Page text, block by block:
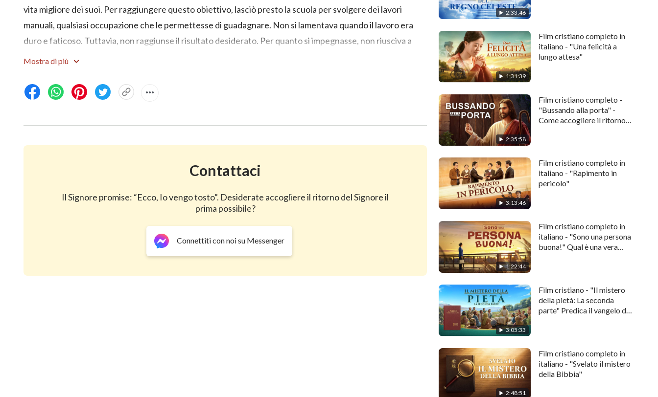
vita migliore dei suoi. Per raggiungere questo obiettivo, lasciò presto la scuola per svolgere dei lavori
manuali, qualsiasi occupazione che le permettesse di guadagnare. Non si lamentava quando il lavoro era
duro e faticoso. Tuttavia, non raggiunse il risultato desiderato. Per quanto si impegnasse, non riusciva a
ottenere la vita che desiderava. Nel 2008, con il sogno di guadagnare molti soldi, lei e suo marito andarono a
fecero crollare dalla fatica. I risultati delle analisi cliniche fecero precipitare il suo umore ma, pur di
raggiungere l'obiettivo, Du Juan non si arrese. Continuò a lavorare, trascinandosi con la sua malattia, decisa
il denaro? I soldi fanno la felicità Mentalmente rifletteva in continuazione su queste domande. Non molto
degli ultimi giorni di Dio Onnipotente. Attraverso le parole di Dio
vivere l'uomo perché la sua vita abbia senso. … Ogni volta che pensava a quest'esperienza, Du Juan
piangeva dall'emozione: la malattia le aveva permesso di ricevere una benedizione attraverso una
https://stockfootage.com/
Mostra di più
Contattaci
Il Signore promise: “Ecco, Io vengo tosto”. Desiderate accogliere il ritorno del Signore il
prima possibile?
Connettiti con noi su Messenger
2:33:46
1:31:39
Film cristiano completo in
italiano - "Una felicità a
lungo attesa"
2:35:58
Film cristiano completo -
"Bussando alla porta" -
Come accogliere il ritorno
3:13:46
Film cristiano completo in
italiano - "Rapimento in
pericolo"
1:22:44
Film cristiano completo in
italiano - "Sono una persona
buona!" Qual è una vera
3:05:33
Film cristiano - "Il mistero
della pietà: La seconda
parte" Predica il vangelo del
2:48:51
Film cristiano completo in
italiano - "Svelato il mistero
della Bibbia"